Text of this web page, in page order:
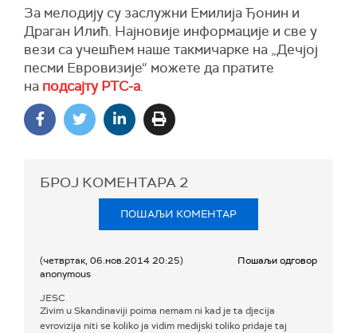
За мелодију су заслужни Емилија Ђонин и
Драган Илић. Најновије информације и све у
вези са учешћем наше такмичарке на „Дечјој
песми Евровизије“ можете да пратите
на подсајту РТС-а.
БРОЈ КОМЕНТАРА 2
ПОШАЉИ КОМЕНТАР
(четвртак, 06.нов.2014 20:25)
anonymous
Пошаљи одговор
JESC
Zivim u Skandinaviji poima nemam ni kad je ta djecija
evrovizija niti se koliko ja vidim medijski toliko pridaje taj